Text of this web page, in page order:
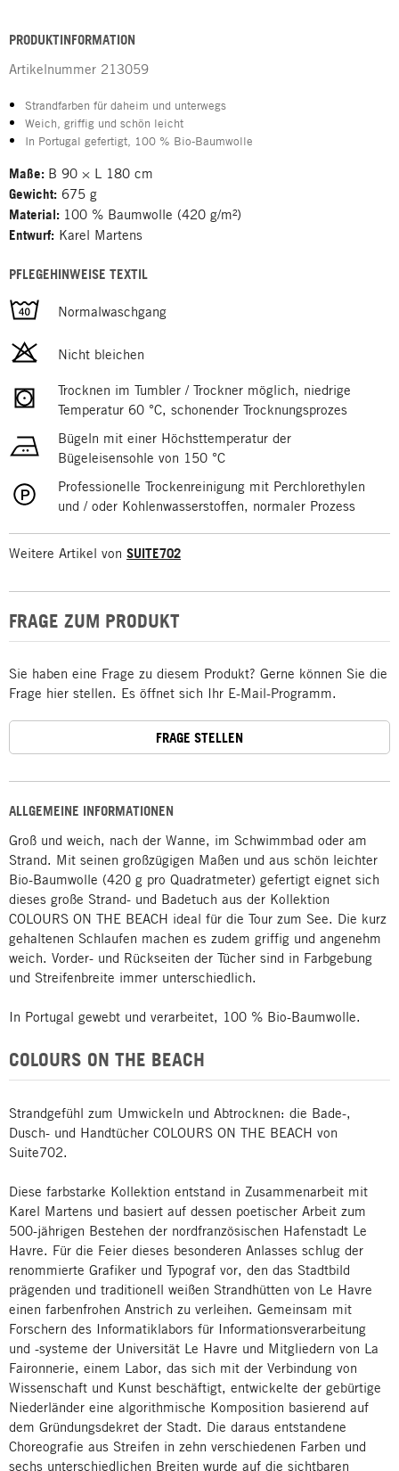
ALLGEMEINE INFORMATIONEN
Groß und weich, nach der Wanne, im Schwimmbad oder am
Strand. Mit seinen großzügigen Maßen und aus schön leichter
Bio-Baumwolle (420 g pro Quadratmeter) gefertigt eignet sich
dieses große Strand- und Badetuch aus der Kollektion
COLOURS ON THE BEACH ideal für die Tour zum See. Die kurz
gehaltenen Schlaufen machen es zudem griffig und angenehm
weich. Vorder- und Rückseiten der Tücher sind in Farbgebung
und Streifenbreite immer unterschiedlich.
In Portugal gewebt und verarbeitet, 100 % Bio-Baumwolle.
COLOURS ON THE BEACH
Strandgefühl zum Umwickeln und Abtrocknen: die Bade-,
Dusch- und Handtücher COLOURS ON THE BEACH von
Suite702.
Diese farbstarke Kollektion entstand in Zusammenarbeit mit
Karel Martens und basiert auf dessen poetischer Arbeit zum
500-jährigen Bestehen der nordfranzösischen Hafenstadt Le
Havre. Für die Feier dieses besonderen Anlasses schlug der
renommierte Grafiker und Typograf vor, den das Stadtbild
prägenden und traditionell weißen Strandhütten von Le Havre
einen farbenfrohen Anstrich zu verleihen. Gemeinsam mit
Forschern des Informatiklabors für Informationsverarbeitung
und -systeme der Universität Le Havre und Mitgliedern von La
Faironnerie, einem Labor, das sich mit der Verbindung von
Wissenschaft und Kunst beschäftigt, entwickelte der gebürtige
Niederländer eine algorithmische Komposition basierend auf
dem Gründungsdekret der Stadt. Die daraus entstandene
Choreografie aus Streifen in zehn verschiedenen Farben und
sechs unterschiedlichen Breiten wurde auf die sichtbaren
PRODUKTINFORMATION
Artikelnummer 213059
Strandfarben für daheim und unterwegs
Weich, griffig und schön leicht
In Portugal gefertigt, 100 % Bio-Baumwolle
Maße: B 90 × L 180 cm
Gewicht: 675 g
Material: 100 % Baumwolle (420 g/m²)
Entwurf: Karel Martens
PFLEGEHINWEISE TEXTIL
Normalwaschgang
Nicht bleichen
Trocknen im Tumbler / Trockner möglich, niedrige
Temperatur 60 °C, schonender Trocknungsprozes
Bügeln mit einer Höchsttemperatur der
Bügeleisensohle von 150 °C
Professionelle Trockenreinigung mit Perchlorethylen
und / oder Kohlenwasserstoffen, normaler Prozess
Weitere Artikel von SUITE702
FRAGE ZUM PRODUKT
Sie haben eine Frage zu diesem Produkt? Gerne können Sie die
Frage hier stellen. Es öffnet sich Ihr E-Mail-Programm.
FRAGE STELLEN